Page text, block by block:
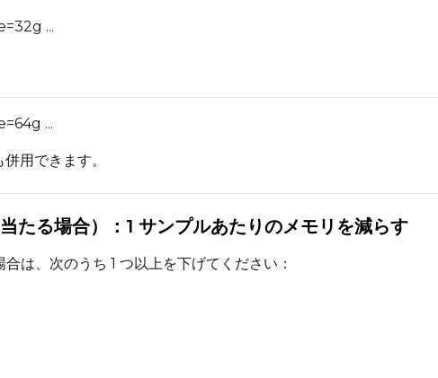
...
...
併用できます。
たる場合）：1 サンプルあたりのメモリを減らす
は、次のうち 1 つ以上を下げてください：